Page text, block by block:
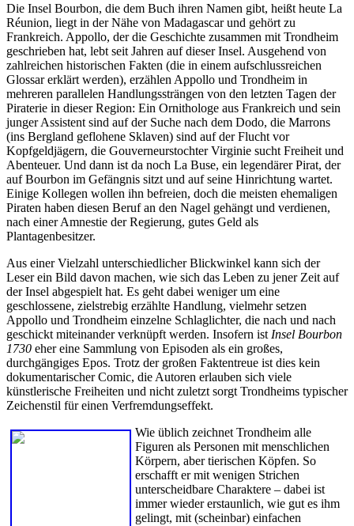
Die Insel Bourbon, die dem Buch ihren Namen gibt, heißt heute La
Réunion, liegt in der Nähe von Madagascar und gehört zu
Frankreich. Appollo, der die Geschichte zusammen mit Trondheim
geschrieben hat, lebt seit Jahren auf dieser Insel. Ausgehend von
zahlreichen historischen Fakten (die in einem aufschlussreichen
Glossar erklärt werden), erzählen Appollo und Trondheim in
mehreren parallelen Handlungssträngen von den letzten Tagen der
Piraterie in dieser Region: Ein Ornithologe aus Frankreich und sein
junger Assistent sind auf der Suche nach dem Dodo, die Marrons
(ins Bergland geflohene Sklaven) sind auf der Flucht vor
Kopfgeldjägern, die Gouverneurstochter Virginie sucht Freiheit und
Abenteuer. Und dann ist da noch La Buse, ein legendärer Pirat, der
auf Bourbon im Gefängnis sitzt und auf seine Hinrichtung wartet.
Einige Kollegen wollen ihn befreien, doch die meisten ehemaligen
Piraten haben diesen Beruf an den Nagel gehängt und verdienen,
nach einer Amnestie der Regierung, gutes Geld als
Plantagenbesitzer.
Aus einer Vielzahl unterschiedlicher Blickwinkel kann sich der
Leser ein Bild davon machen, wie sich das Leben zu jener Zeit auf
der Insel abgespielt hat. Es geht dabei weniger um eine
geschlossene, zielstrebig erzählte Handlung, vielmehr setzen
Appollo und Trondheim einzelne Schlaglichter, die nach und nach
geschickt miteinander verknüpft werden. Insofern ist Insel Bourbon
1730 eher eine Sammlung von Episoden als ein großes,
durchgängiges Epos. Trotz der großen Faktentreue ist dies kein
dokumentarischer Comic, die Autoren erlauben sich viele
künstlerische Freiheiten und nicht zuletzt sorgt Trondheims typischer
Zeichenstil für einen Verfremdungseffekt.
Wie üblich zeichnet Trondheim alle
Figuren als Personen mit menschlichen
Körpern, aber tierischen Köpfen. So
erschafft er mit wenigen Strichen
unterscheidbare Charaktere – dabei ist
immer wieder erstaunlich, wie gut es ihm
gelingt, mit (scheinbar) einfachen